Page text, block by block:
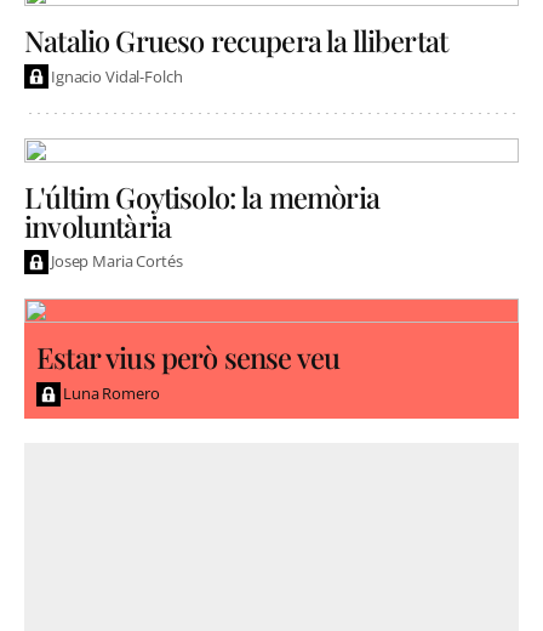
Natalio Grueso recupera la llibertat
Ignacio Vidal-Folch
L'últim Goytisolo: la memòria
involuntària
Josep Maria Cortés
Estar vius però sense veu
Luna Romero